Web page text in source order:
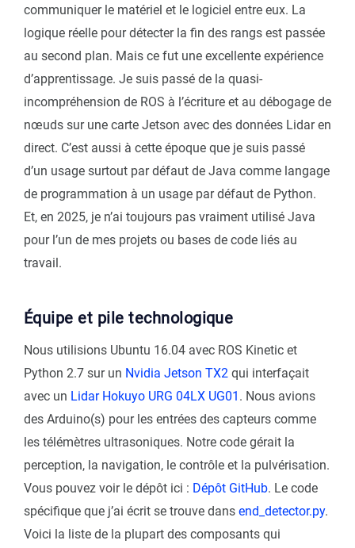
communiquer le matériel et le logiciel entre eux. La
logique réelle pour détecter la fin des rangs est passée
au second plan. Mais ce fut une excellente expérience
d’apprentissage. Je suis passé de la quasi-
incompréhension de ROS à l’écriture et au débogage de
nœuds sur une carte Jetson avec des données Lidar en
direct. C’est aussi à cette époque que je suis passé
d’un usage surtout par défaut de Java comme langage
de programmation à un usage par défaut de Python.
Et, en 2025, je n’ai toujours pas vraiment utilisé Java
pour l’un de mes projets ou bases de code liés au
travail.
Équipe et pile technologique
Nous utilisions Ubuntu 16.04 avec ROS Kinetic et
Python 2.7 sur un Nvidia Jetson TX2 qui interfaçait
avec un Lidar Hokuyo URG 04LX UG01 . Nous avions
des Arduino(s) pour les entrées des capteurs comme
les télémètres ultrasoniques. Notre code gérait la
perception, la navigation, le contrôle et la pulvérisation.
Vous pouvez voir le dépôt ici : Dépôt GitHub. Le code
spécifique que j’ai écrit se trouve dans end_detector.py.
Voici la liste de la plupart des composants qui